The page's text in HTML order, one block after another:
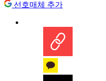
선호매체 추가